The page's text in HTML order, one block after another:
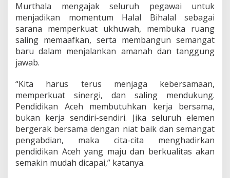
Murthala mengajak seluruh pegawai untuk
menjadikan momentum Halal Bihalal sebagai
sarana memperkuat ukhuwah, membuka ruang
saling memaafkan, serta membangun semangat
baru dalam menjalankan amanah dan tanggung
jawab.
“Kita harus terus menjaga kebersamaan,
memperkuat sinergi, dan saling mendukung.
Pendidikan Aceh membutuhkan kerja bersama,
bukan kerja sendiri-sendiri. Jika seluruh elemen
bergerak bersama dengan niat baik dan semangat
pengabdian, maka cita-cita menghadirkan
pendidikan Aceh yang maju dan berkualitas akan
semakin mudah dicapai,” katanya.